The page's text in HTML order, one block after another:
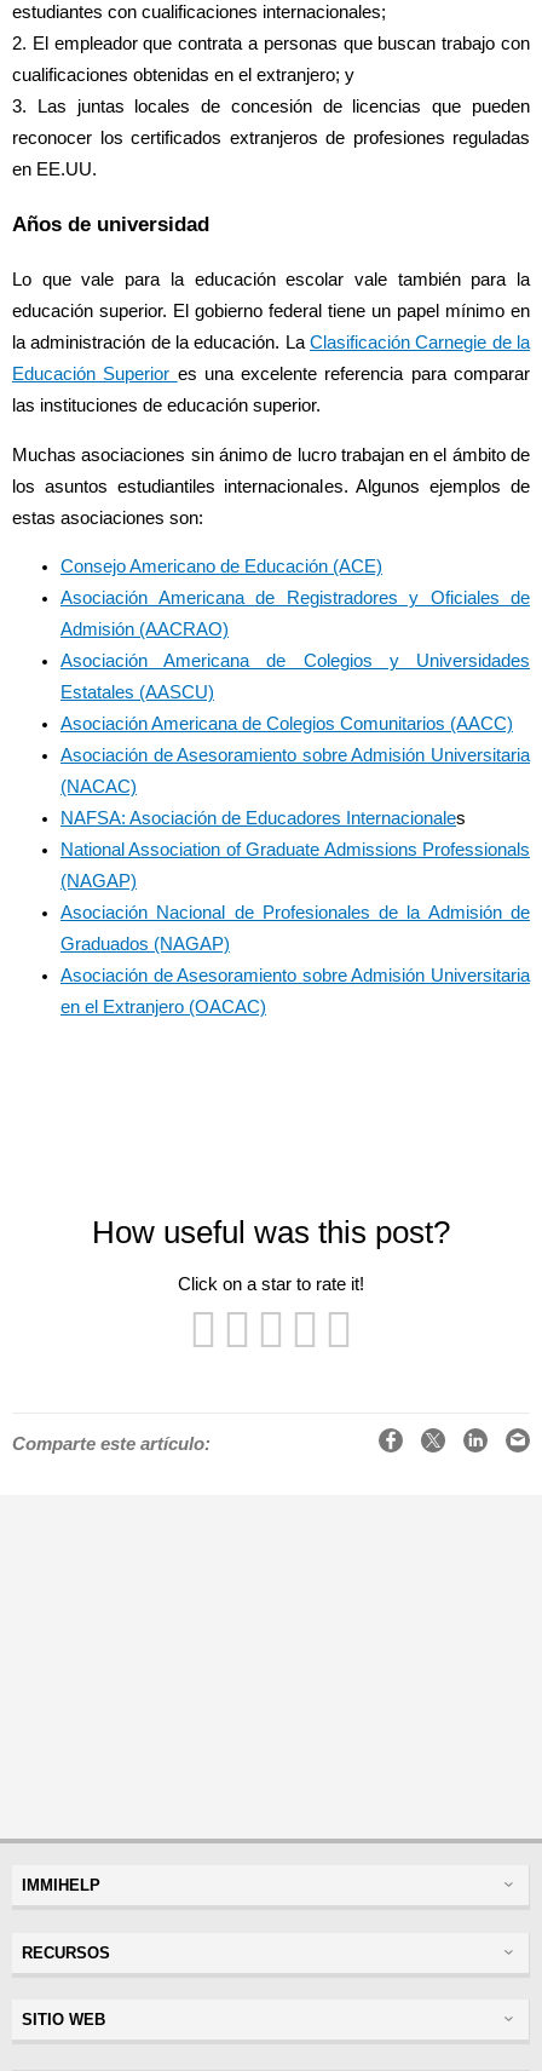
estudiantes con cualificaciones internacionales;
2. El empleador que contrata a personas que buscan trabajo con
cualificaciones obtenidas en el extranjero; y
3. Las juntas locales de concesión de licencias que pueden
reconocer los certificados extranjeros de profesiones reguladas
en EE.UU.
Años de universidad
Lo que vale para la educación escolar vale también para la
educación superior. El gobierno federal tiene un papel mínimo en
la administración de la educación. La Clasificación Carnegie de la
Educación Superior es una excelente referencia para comparar
las instituciones de educación superior.
Muchas asociaciones sin ánimo de lucro trabajan en el ámbito de
los asuntos estudiantiles internacionales. Algunos ejemplos de
estas asociaciones son:
Consejo Americano de Educación (ACE)
Asociación Americana de Registradores y Oficiales de
Admisión (AACRAO)
Asociación Americana de Colegios y Universidades
Estatales (AASCU)
Asociación Americana de Colegios Comunitarios (AACC)
Asociación de Asesoramiento sobre Admisión Universitaria
(NACAC)
NAFSA: Asociación de Educadores Internacionales
National Association of Graduate Admissions Professionals
(NAGAP)
Asociación Nacional de Profesionales de la Admisión de
Graduados (NAGAP)
Asociación de Asesoramiento sobre Admisión Universitaria
en el Extranjero (OACAC)
How useful was this post?
Click on a star to rate it!
Comparte este artículo: Facebook
X LinkedIn
Email
IMMIHELP
Seguro
RECURSOS
SITIO WEB